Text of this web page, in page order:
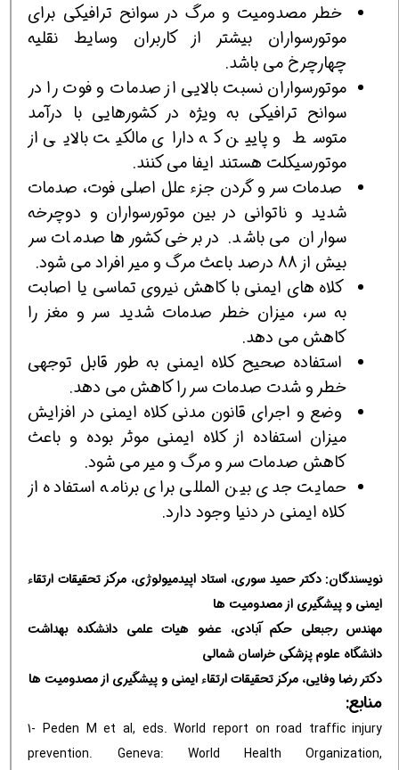
خطر مصدومیت و مرگ در سوانح ترافیکی برای
موتورسواران بیشتر از کاربران وسایط نقلیه
چهارچرخ می باشد.
موتورسواران نسبت بالایی از صدمات و فوت را در
سوانح ترافیکی به ویژه در کشورهایی با درآمد
متوسط و پایین که دارای مالکیت بالایی از
موتورسیکلت هستند ایفا می کنند.
صدمات سر و گردن جزء علل اصلی فوت، صدمات
شدید و ناتوانی در بین موتورسواران و دوچرخه
سواران می باشد. در برخی کشورها صدمات سر
بیش از 88 درصد باعث مرگ و میر افراد می شود.
کلاه های ایمنی با کاهش نیروی تماسی یا اصابت
به سر، میزان خطر صدمات شدید سر و مغز را
کاهش می دهد.
استفاده صحیح کلاه ایمنی به طور قابل توجهی
خطر و شدت صدمات سر را کاهش می دهد.
وضع و اجرای قانون مدنی کلاه ایمنی در افزایش
میزان استفاده از کلاه ایمنی موثر بوده و باعث
کاهش صدمات سر و مرگ و میر می شود.
حمایت جدی بین المللی برای برنامه استفاده از
کلاه ایمنی در دنیا وجود دارد.
نویسندگان: دکتر حمید سوری، استاد اپیدمیولوژی، مرکز تحقیقات ارتقاء
ایمنی و پیشگیری از مصدومیت ها
مهندس رجبعلی حکم آبادی، عضو هیات علمی دانشکده بهداشت
دانشگاه علوم پزشکی خراسان شمالی
دکتر رضا وفایی، مرکز تحقیقات ارتقاء ایمنی و پیشگیری از مصدومیت ها
منابع:
1- Peden M et al, eds. World report on road traffic injury
prevention. Geneva: World Health Organization,